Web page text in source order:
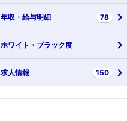
年収・ 給与明細 78
ホワイト・ ブラック度
求人情報 150